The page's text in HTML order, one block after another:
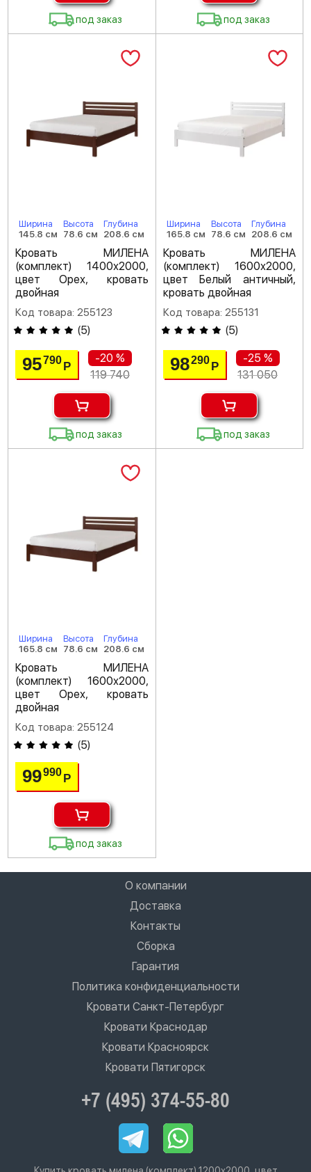
под заказ под заказ
Ширина
145.8 см
Высота
78.6 см
Глубина
208.6 см
Кровать МИЛЕНА
(комплект) 1400х2000,
цвет Орех, кровать
двойная
Код товара: 255123
(5)
95790 Р
-20 %
119 740
под заказ
Ширина
165.8 см
Высота
78.6 см
Глубина
208.6 см
Кровать МИЛЕНА
(комплект) 1600х2000,
цвет Белый античный,
кровать двойная
Код товара: 255131
(5)
98290 Р
-25 %
131 050
под заказ
Ширина
165.8 см
Высота
78.6 см
Глубина
208.6 см
Кровать МИЛЕНА
(комплект) 1600х2000,
цвет Орех, кровать
двойная
Код товара: 255124
(5)
99990 Р
под заказ
О компании
Доставка
Контакты
Сборка
Гарантия
Политика конфиденциальности
Кровати Санкт-Петербург
Кровати Краснодар
Кровати Красноярск
Кровати Пятигорск
+7 (495) 374-55-80